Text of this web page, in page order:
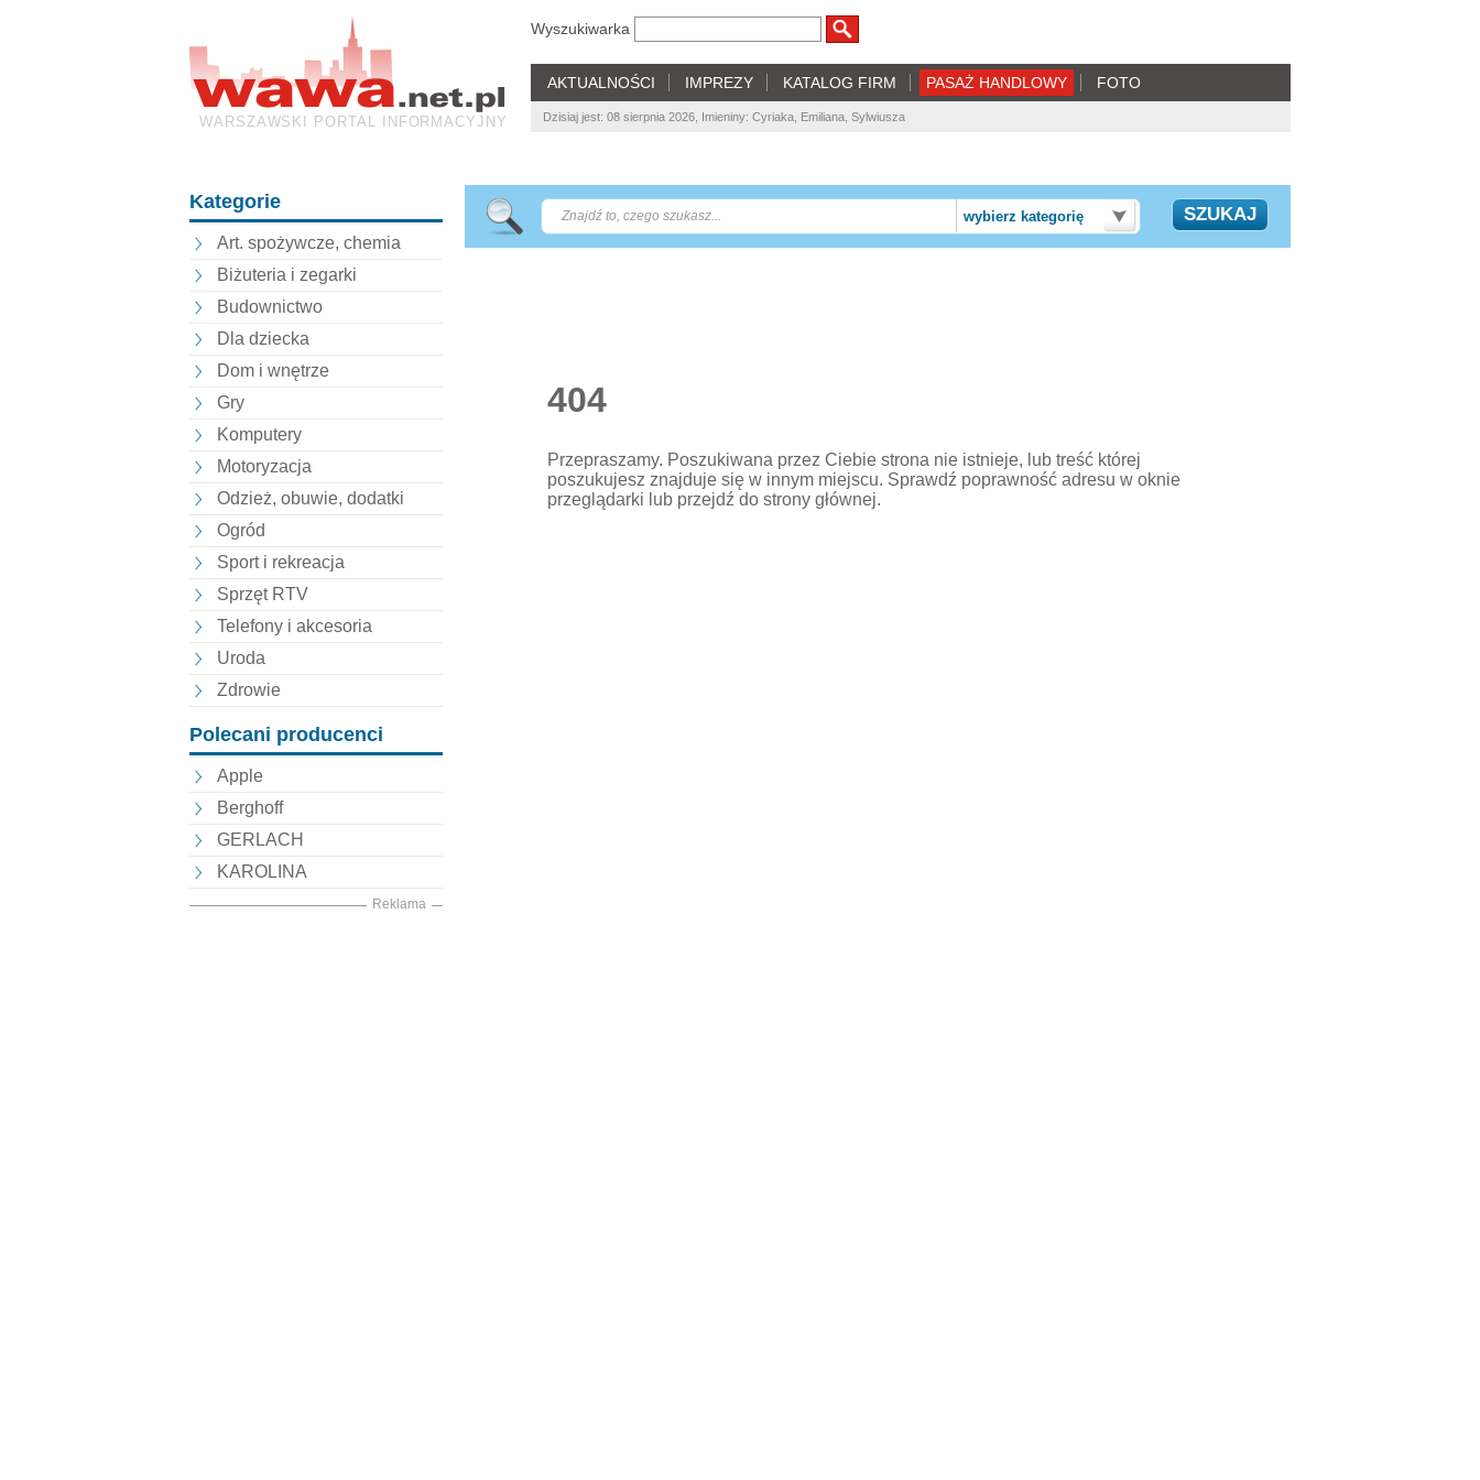
WARSZAWSKI PORTAL INFORMACYJNY
Wyszukiwarka
AKTUALNOŚCI IMPREZY KATALOG FIRM PASAŻ HANDLOWY FOTO
Dzisiaj jest: 08 sierpnia 2026, Imieniny: Cyriaka, Emiliana, Sylwiusza
Kategorie
Art. spożywcze, chemia
Biżuteria i zegarki
Budownictwo
Dla dziecka
Dom i wnętrze
Gry
Komputery
Motoryzacja
Odzież, obuwie, dodatki
Ogród
Sport i rekreacja
Sprzęt RTV
Telefony i akcesoria
Uroda
Zdrowie
Polecani producenci
Apple
Berghoff
GERLACH
KAROLINA
Reklama
wybierz kategorię
404
Przepraszamy. Poszukiwana przez Ciebie strona nie istnieje, lub treść której
poszukujesz znajduje się w innym miejscu. Sprawdź poprawność adresu w oknie
przeglądarki lub przejdź do strony głównej.